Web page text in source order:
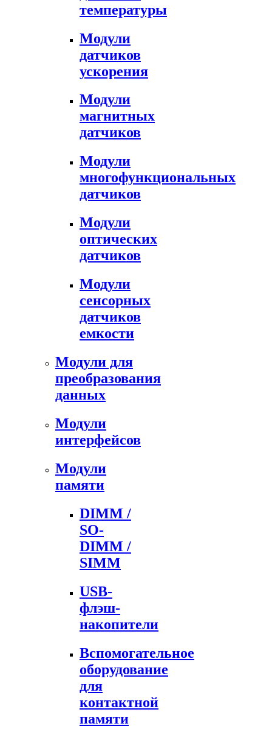
температуры
Модули
датчиков
ускорения
Модули
магнитных
датчиков
Модули
многофункциональных
датчиков
Модули
оптических
датчиков
Модули
сенсорных
датчиков
емкости
Модули для
преобразования
данных
Модули
интерфейсов
Модули
памяти
DIMM /
SO-
DIMM /
SIMM
USB-
флэш-
накопители
Вспомогательное
оборудование
для
контактной
памяти